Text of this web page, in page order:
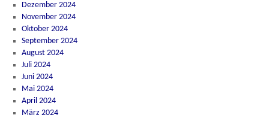
Dezember 2024
November 2024
Oktober 2024
September 2024
August 2024
Juli 2024
Juni 2024
Mai 2024
April 2024
März 2024